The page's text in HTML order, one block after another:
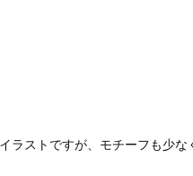
ストですが、モチーフも少